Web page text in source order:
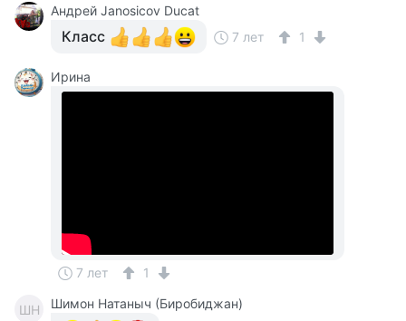
Андрей Janosicov Ducat
Класс 7 лет 1
Ирина
7 лет 1
ШН
Шимон Натаныч (Биробиджан)